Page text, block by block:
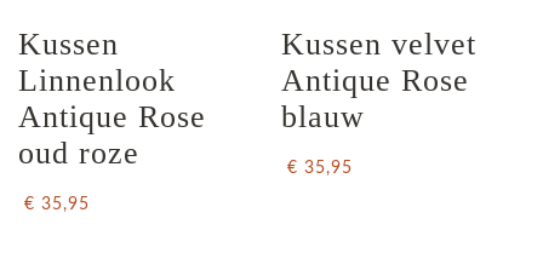
Kussen
Linnenlook
Antique Rose
oud roze
€ 35,95
Kussen velvet
Antique Rose
blauw
€ 35,95